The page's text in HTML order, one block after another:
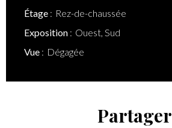
Étage
Rez-de-chaussée
Exposition
Ouest, Sud
Vue
Dégagée
Partager